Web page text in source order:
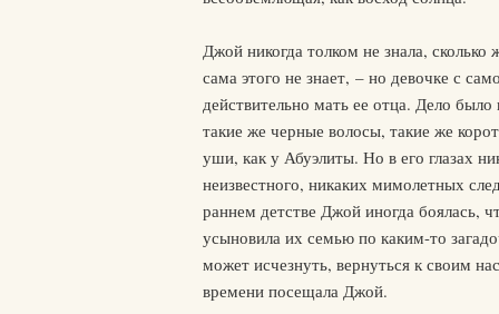
Джой никогда толком не знала,
сама этого не знает, – но девочке с
действительно мать ее отца. Дело
такие же черные волосы, такие же
уши, как у Абуэлиты. Но в его глазах
неизвестного, никаких мимолетных
раннем детстве Джой иногда боялась,
усыновила их семью по каким-то
может исчезнуть, вернуться к своим
времени посещала Джой.